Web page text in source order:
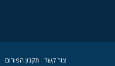
צור קשר תקנון הפורום